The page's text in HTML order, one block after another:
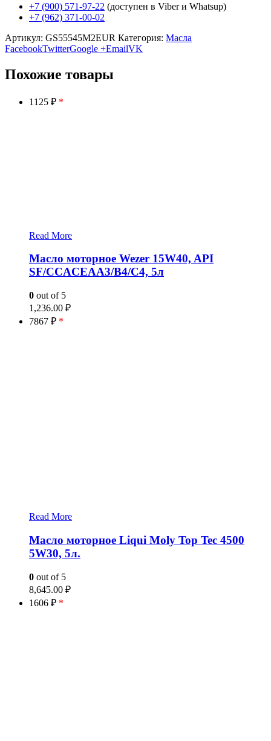
+7 (900) 571-97-22 (доступен в Viber и Whatsup)
+7 (962) 371-00-02
Артикул: GS55545M2EUR Категория: Масла
FacebookTwitterGoogle +EmailVK
Похожие товары
1125 ₽ *
Read More
Масло моторное Wezer 15W40, API
SF/CCACEAA3/B4/C4, 5л
0 out of 5
1,236.00 ₽
7867 ₽ *
Read More
Масло моторное Liqui Moly Top Tec 4500
5W30, 5л.
0 out of 5
8,645.00 ₽
1606 ₽ *